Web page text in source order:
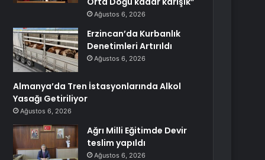
Ağustos 6, 2026
Erzincan’da Kurbanlık
Denetimleri Artırıldı
Ağustos 6, 2026
Almanya’da Tren İstasyonlarında Alkol
Yasağı Getiriliyor
Ağustos 6, 2026
Ağrı Milli Eğitimde Devir
teslim yapıldı
Ağustos 6, 2026